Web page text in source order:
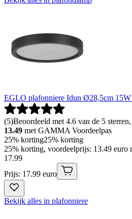
EGLO plafonniere Idun Ø28,5cm
(5)Beoordeeld met 4.6 van de 5
13.49 met GAMMA Voordeelpas
25% korting25% korting
25% korting, voordeelprijs: 13.49
17.99
Prijs: 17.99 euro
Bekijk alles in plafonniere